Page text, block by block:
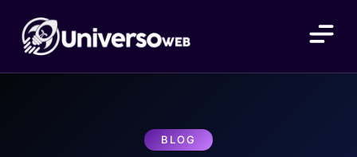
BLOG